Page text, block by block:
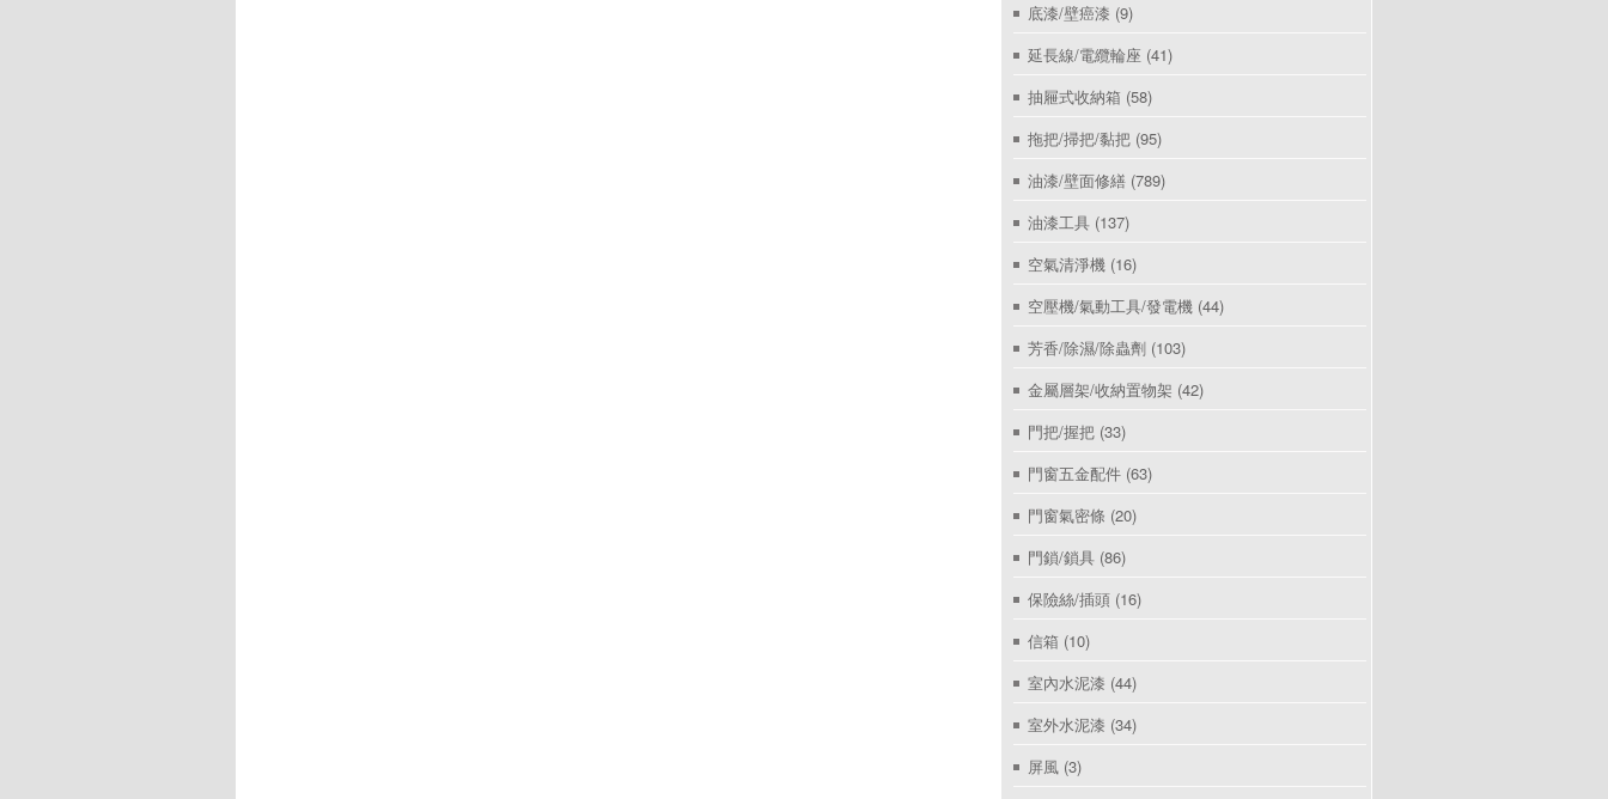
底漆/壁癌漆 (9)
延長線/電纜輪座 (41)
抽屜式收納箱 (58)
拖把/掃把/黏把 (95)
油漆/壁面修繕 (789)
油漆工具 (137)
空氣清淨機 (16)
空壓機/氣動工具/發電機 (44)
芳香/除濕/除蟲劑 (103)
金屬層架/收納置物架 (42)
門把/握把 (33)
門窗五金配件 (63)
門窗氣密條 (20)
門鎖/鎖具 (86)
保險絲/插頭 (16)
信箱 (10)
室內水泥漆 (44)
室外水泥漆 (34)
屏風 (3)